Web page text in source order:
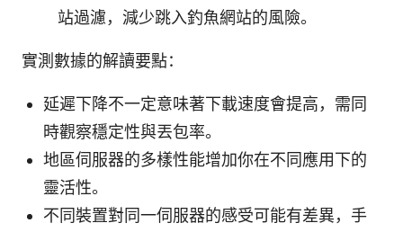
站過濾，減少跳入釣魚網站的風險。
實測數據的解讀要點：
延遲下降不一定意味著下載速度會提高，需同
時觀察穩定性與丟包率。
地區伺服器的多樣性能增加你在不同應用下的
靈活性。
不同裝置對同一伺服器的感受可能有差異，手